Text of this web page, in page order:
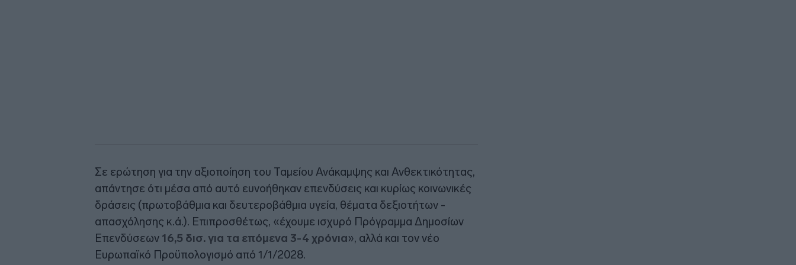
Σε ερώτηση για την αξιοποίηση του Ταμείου Ανάκαμψης και Ανθεκτικότητας,
απάντησε ότι μέσα από αυτό ευνοήθηκαν επενδύσεις και κυρίως κοινωνικές
δράσεις (πρωτοβάθμια και δευτεροβάθμια υγεία, θέματα δεξιοτήτων -
απασχόλησης κ.ά.). Επιπροσθέτως, «έχουμε ισχυρό Πρόγραμμα Δημοσίων
Επενδύσεων 16,5 δισ. για τα επόμενα 3-4 χρόνια», αλλά και τον νέο
Ευρωπαϊκό Προϋπολογισμό από 1/1/2028.